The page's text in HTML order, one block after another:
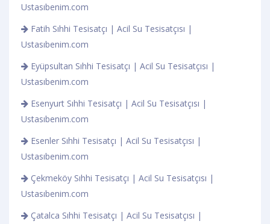
Ustasıbenim.com
Fatih Sıhhi Tesisatçı | Acil Su Tesisatçısı |
Ustasıbenim.com
Eyüpsultan Sıhhi Tesisatçı | Acil Su Tesisatçısı |
Ustasıbenim.com
Esenyurt Sıhhi Tesisatçı | Acil Su Tesisatçısı |
Ustasıbenim.com
Esenler Sıhhi Tesisatçı | Acil Su Tesisatçısı |
Ustasıbenim.com
Çekmeköy Sıhhi Tesisatçı | Acil Su Tesisatçısı |
Ustasıbenim.com
Çatalca Sıhhi Tesisatçı | Acil Su Tesisatçısı |